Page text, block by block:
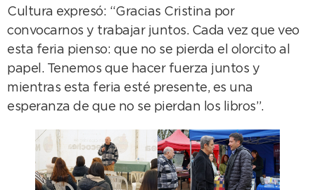
Cultura expresó: “Gracias Cristina por
convocarnos y trabajar juntos. Cada vez que veo
esta feria pienso: que no se pierda el olorcito al
papel. Tenemos que hacer fuerza juntos y
mientras esta feria esté presente, es una
esperanza de que no se pierdan los libros”.